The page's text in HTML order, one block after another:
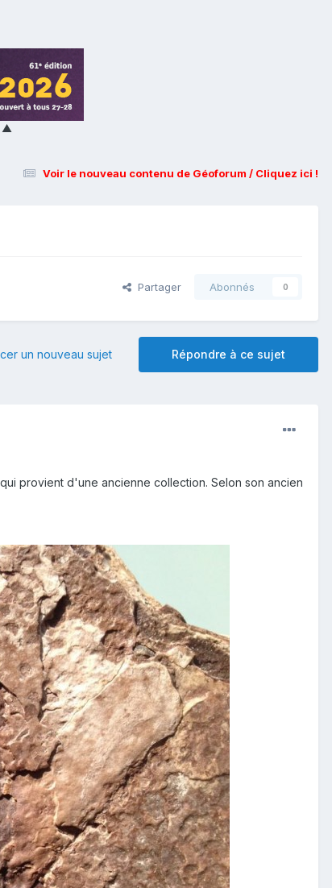
Voir le nouveau contenu de Géoforum / Cliquez ici !
Partager Abonnés 0
Répondre à ce sujet
un nouveau sujet
provient d'une ancienne collection. Selon son ancien